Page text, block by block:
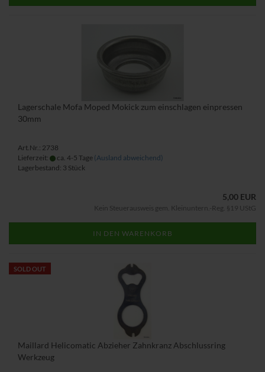
Lagerschale Mofa Moped Mokick zum einschlagen einpressen
30mm
Art.Nr.: 2738
Lieferzeit:
ca. 4-5 Tage (Ausland abweichend)
Lagerbestand: 3 Stück
5,00 EUR
Kein Steuerausweis gem. Kleinuntern.-Reg. §19 UStG
IN DEN WARENKORB
SOLD OUT
Maillard Helicomatic Abzieher Zahnkranz Abschlussring
Werkzeug